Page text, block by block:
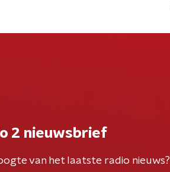
2 nieuwsbrief
van het laatste radio nieuws?